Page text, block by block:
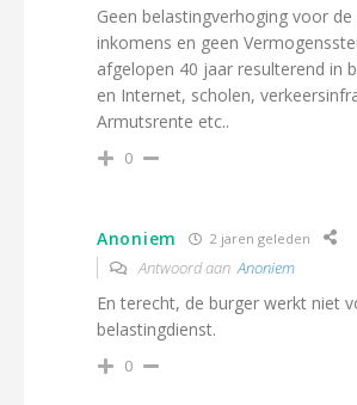
Geen belastingverhoging voor de
inkomens en geen
afgelopen 40 jaar resulterend in
en Internet, scholen,
Armutsrente etc..
0
Anoniem 2 jaren geleden
Antwoord aanAnoniem
En terecht, de burger werkt niet
belastingdienst.
0